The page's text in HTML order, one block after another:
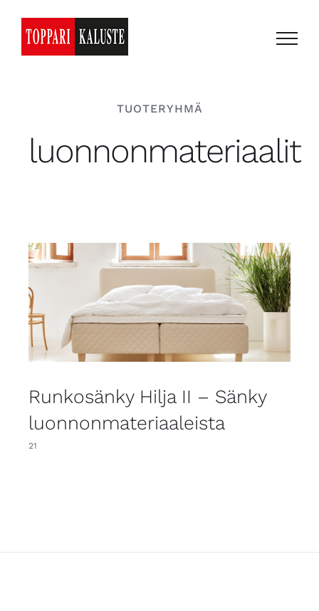
content
TUOTERYHMÄ
luonnonmateriaalit
Runkosänky Hilja II – Sänky
luonnonmateriaaleista
21